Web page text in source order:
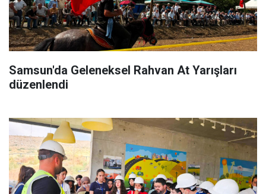
Samsun'da Geleneksel Rahvan At Yarışları
düzenlendi